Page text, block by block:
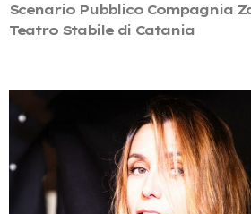
Scenario Pubblico Compagnia
Teatro Stabile di Catania